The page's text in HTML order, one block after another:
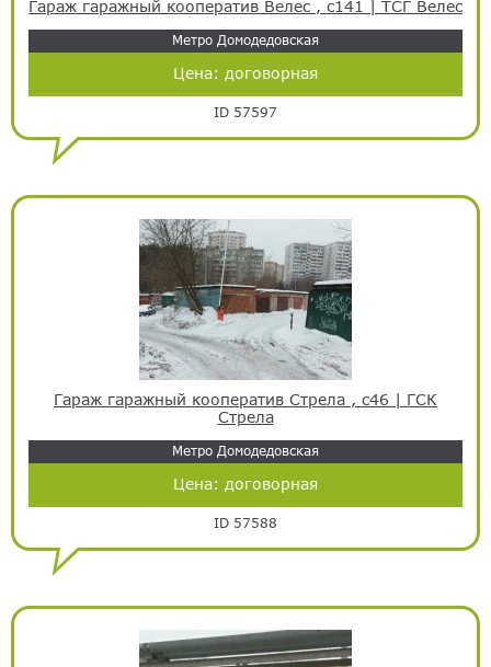
Гараж гаражный кооператив Велес , с141 | ТСГ Велес
Метро Домодедовская
Цена: договорная
ID 57597
Гараж гаражный кооператив Стрела , с46 | ГСК
Стрела
Метро Домодедовская
Цена: договорная
ID 57588